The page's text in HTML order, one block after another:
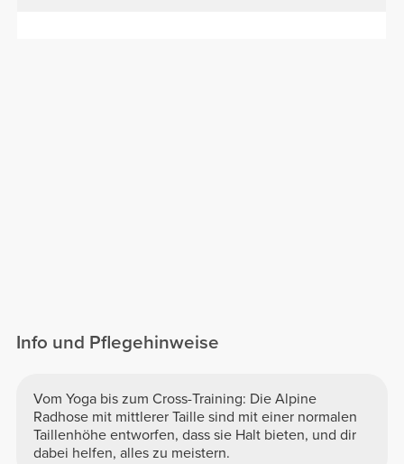
Info und Pflegehinweise
Vom Yoga bis zum Cross-Training: Die Alpine
Radhose mit mittlerer Taille sind mit einer normalen
Taillenhöhe entworfen, dass sie Halt bieten, und dir
dabei helfen, alles zu meistern.